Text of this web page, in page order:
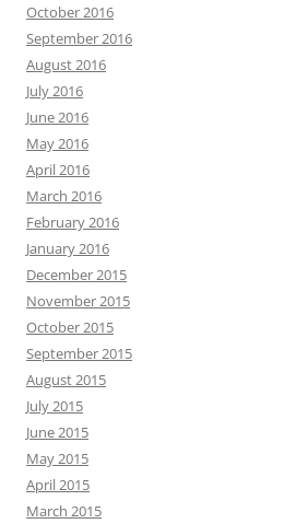
October 2016
September 2016
August 2016
July 2016
June 2016
May 2016
April 2016
March 2016
February 2016
January 2016
December 2015
November 2015
October 2015
September 2015
August 2015
July 2015
June 2015
May 2015
April 2015
March 2015